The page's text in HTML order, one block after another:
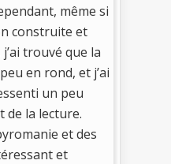
même si
construite et
trouvé que la
en rond, et j’ai
un peu
de la lecture.
et des
et